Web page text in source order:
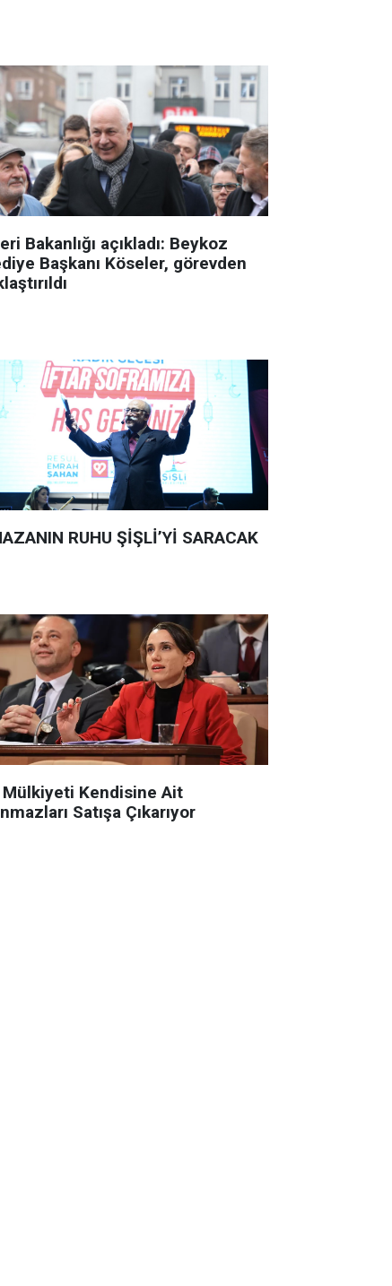
Bakanlığı açıkladı: Beykoz
Başkanı Köseler, görevden
RUHU ŞİŞLİ’Yİ SARACAK
Mülkiyeti Kendisine Ait
Satışa Çıkarıyor